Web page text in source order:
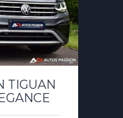
TIGUAN